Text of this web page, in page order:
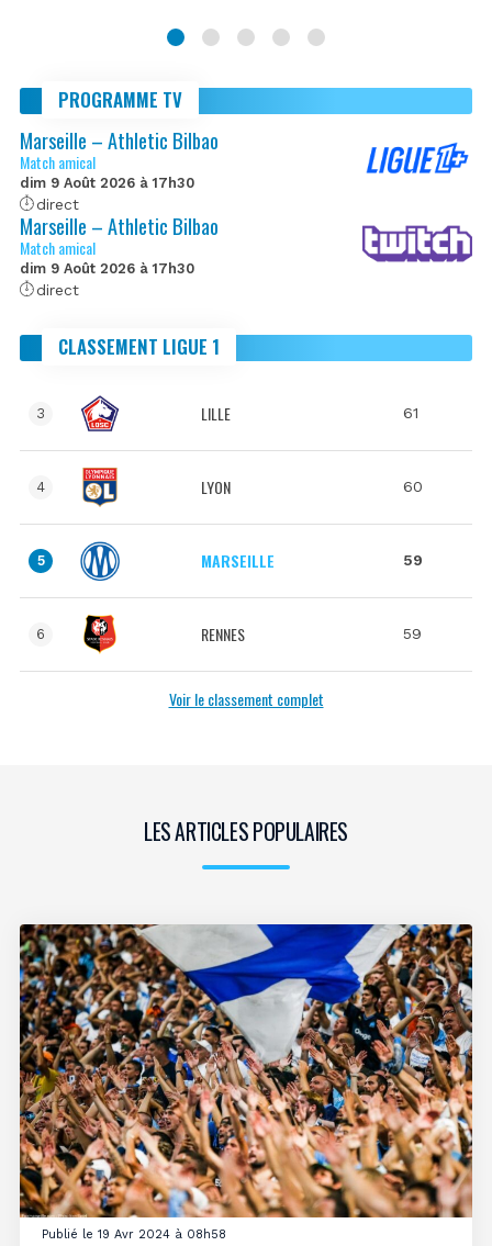
PROGRAMME TV
Marseille – Athletic Bilbao
Match amical
dim 9 Août 2026 à 17h30
direct
Marseille – Athletic Bilbao
Match amical
dim 9 Août 2026 à 17h30
direct
CLASSEMENT LIGUE 1
3 LILLE 61
4 LYON 60
5 MARSEILLE 59
6 RENNES 59
Voir le classement complet
LES ARTICLES POPULAIRES
Publié le 19 Avr 2024 à 08h58